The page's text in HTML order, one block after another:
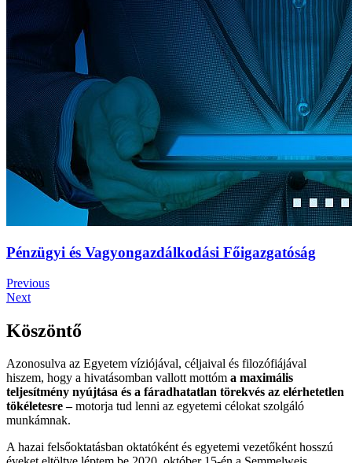
Pénzügyi és Vagyongazdálkodási Főigazgatóság
Previous
Next
Köszöntő
Azonosulva az Egyetem víziójával, céljaival és filozófiájával
hiszem, hogy a hivatásomban vallott mottóm a maximális
teljesítmény nyújtása és a fáradhatatlan törekvés az elérhetetlen
tökéletesre –motorja tud lenni az egyetemi célokat szolgáló
munkámnak.
A hazai felsőoktatásban oktatóként és egyetemi vezetőként hosszú